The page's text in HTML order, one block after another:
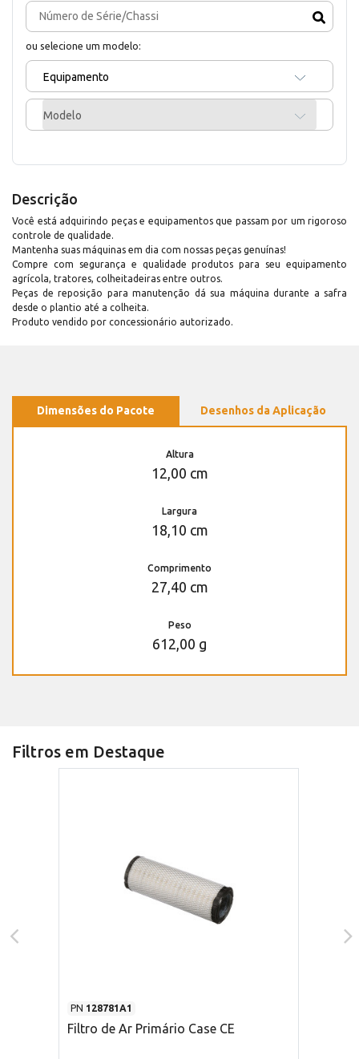
ou selecione um modelo:
Equipamento
Modelo
Descrição
Você está adquirindo peças e equipamentos que passam por um rigoroso
controle de qualidade.
Mantenha suas máquinas em dia com nossas peças genuínas!
Compre com segurança e qualidade produtos para seu equipamento
agrícola, tratores, colheitadeiras entre outros.
Peças de reposição para manutenção dá sua máquina durante a safra
desde o plantio até a colheita.
Produto vendido por concessionário autorizado.
Dimensões do Pacote Desenhos da Aplicação
Altura
12,00 cm
Largura
18,10 cm
Comprimento
27,40 cm
Peso
612,00 g
Filtros em Destaque
PN 128781A1
Filtro de Ar Primário Case CE